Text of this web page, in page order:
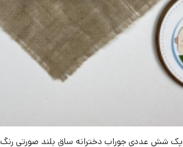
پک شش عددی جوراب دخترانه ساق بلند صورتی رنگ